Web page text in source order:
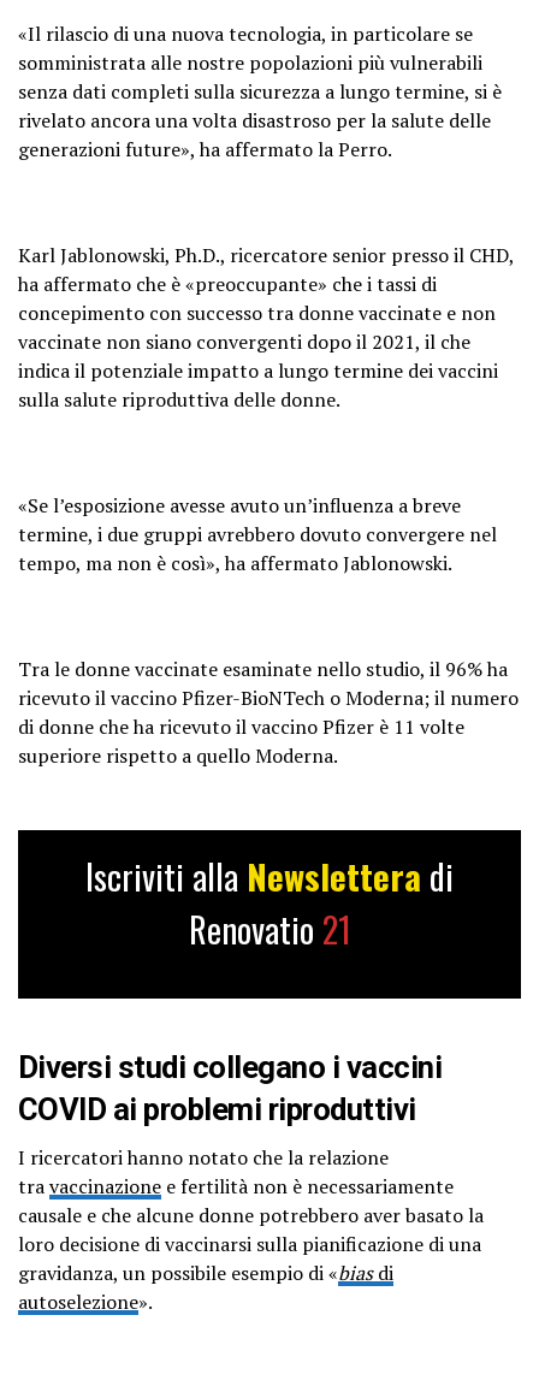
«Il rilascio di una nuova tecnologia, in particolare se
somministrata alle nostre popolazioni più vulnerabili
senza dati completi sulla sicurezza a lungo termine, si è
rivelato ancora una volta disastroso per la salute delle
generazioni future», ha affermato la Perro.
Karl Jablonowski, Ph.D., ricercatore senior presso il CHD,
ha affermato che è «preoccupante» che i tassi di
concepimento con successo tra donne vaccinate e non
vaccinate non siano convergenti dopo il 2021, il che
indica il potenziale impatto a lungo termine dei vaccini
sulla salute riproduttiva delle donne.
«Se l’esposizione avesse avuto un’influenza a breve
termine, i due gruppi avrebbero dovuto convergere nel
tempo, ma non è così», ha affermato Jablonowski.
Tra le donne vaccinate esaminate nello studio, il 96% ha
ricevuto il vaccino Pfizer-BioNTech o Moderna; il numero
di donne che ha ricevuto il vaccino Pfizer è 11 volte
superiore rispetto a quello Moderna.
Iscriviti alla Newslettera di
Renovatio 21
Diversi studi collegano i vaccini
COVID ai problemi riproduttivi
I ricercatori hanno notato che la relazione
travaccinazione e fertilità non è necessariamente
causale e che alcune donne potrebbero aver basato la
loro decisione di vaccinarsi sulla pianificazione di una
gravidanza, un possibile esempio di «biasdi
autoselezione».